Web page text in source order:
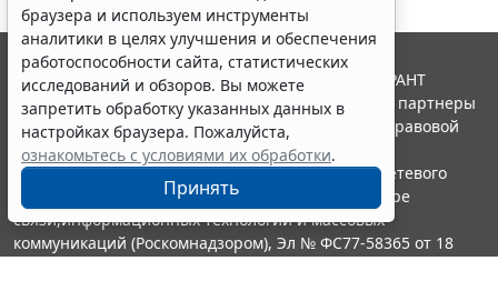
Принять
Erid: 4CQwVszH9pWwojUA9Q3 Реклама
Получите полный доступ к системе
ГАРАНТ бесплатно на 3 дня!
Получить доступ
© ООО "НПП "ГАРАНТ-СЕРВИС", 2026. Система ГАРАНТ
выпускается с 1990 года. Компания "Гарант" и ее партнеры
являются участниками Российской ассоциации правовой
информации ГАРАНТ.
Портал ГАРАНТ.РУ зарегистрирован в качестве сетевого
издания Федеральной службой по надзору в сфере
связи,информационных технологий и массовых
коммуникаций (Роскомнадзором), Эл № ФС77-58365 от 18